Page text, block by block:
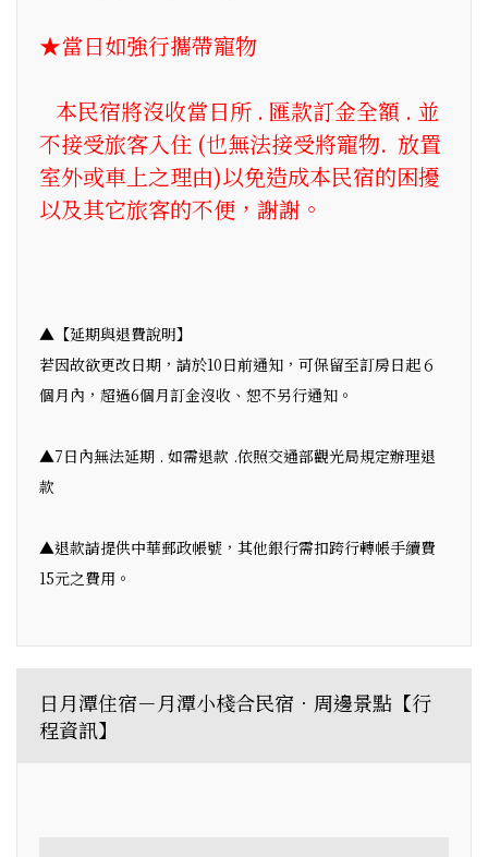
★當日如強行攜帶寵物
本民宿將沒收當日所 . 匯款訂金全額 . 並
不接受旅客入住 (也無法接受將寵物. 放置
室外或車上之理由)以免造成本民宿的困擾
以及其它旅客的不便，謝謝。
▲【延期與退費說明】
若因故欲更改日期，請於10日前通知，可保留至訂房日起６
個月內，超過6個月訂金沒收、恕不另行通知。
▲7日內無法延期 . 如需退款 .依照交通部觀光局規定辦理退
款
▲退款請提供中華郵政帳號，其他銀行需扣跨行轉帳手續費
15元之費用。
日月潭住宿－月潭小棧合民宿．周邊景點【行
程資訊】